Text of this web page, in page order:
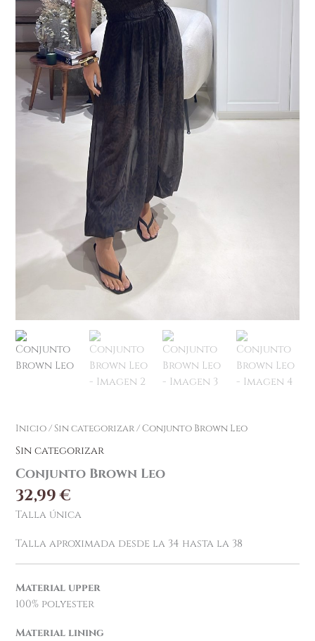
Inicio/Sin categorizar/ Conjunto Brown Leo
Sin categorizar
Conjunto Brown Leo
32,99€
Talla única
Talla aproximada desde la 34 hasta la 38
Material upper
100% polyester
Material lining